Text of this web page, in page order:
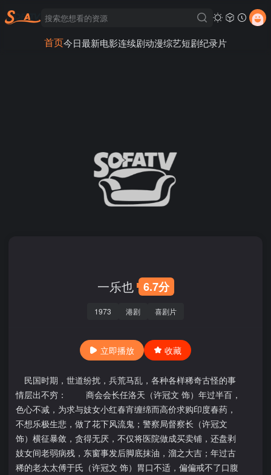
首页今日最新电影连续剧动漫综艺短剧纪录片
一乐也 6.7分
1973 港剧 喜剧片
立即播放 收藏
民国时期，世道纷扰，兵荒马乱，各种各样稀奇古怪的事
情层出不穷： 商会会长任洛天（许冠文 饰）年过半百，
色心不减，为求与妓女小红春宵缠绵而高价求购印度春药，
不想乐极生悲，做了花下风流鬼；警察局督察长（许冠文
饰）横征暴敛，贪得无厌，不仅将医院做成买卖铺，还盘剥
妓女间老弱病残，东窗事发后脚底抹油，溜之大吉；年过古
稀的老太太傅于氏（许冠文 饰）胃口不适，偏偏戒不了口腹